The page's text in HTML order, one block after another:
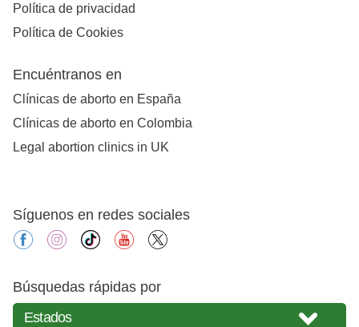
Política de privacidad
Política de Cookies
Encuéntranos en
Clínicas de aborto en España
Clínicas de aborto en Colombia
Legal abortion clinics in UK
Síguenos en redes sociales
facebookinstagram
tiktok youtube
Búsquedas rápidas por